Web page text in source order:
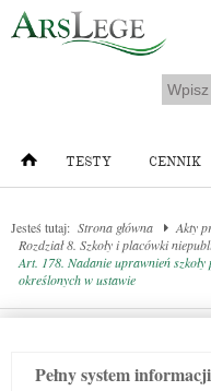
TESTY CENNIK
Jesteś tutaj: Strona główna Akty
Rozdział 8. Szkoły i placówki
Art. 178. Nadanie uprawnień
określonych w ustawie
Pełny system